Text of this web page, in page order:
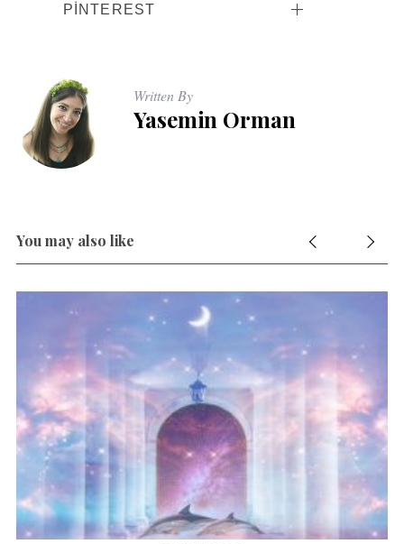
PINTEREST
Written By
Yasemin Orman
You may also like